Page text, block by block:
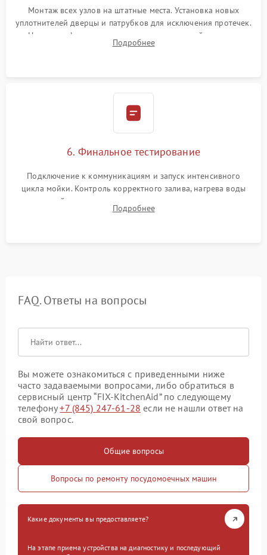
Монтаж всех узлов на штатные места. Установка новых
уплотнителей дверцы и патрубков для исключения протечек.
Надежная фиксация хомутов гидравлической системы,
сборка корпуса и установка датчика поплавка.
Подробнее
6. Финальное тестирование
Подключение к коммуникациям и запуск интенсивного
цикла мойки. Контроль корректного залива, нагрева воды
до нужной температуры, отсутствия посторонних шумов,
штатного слива и абсолютной сухости в поддоне.
Подробнее
FAQ. Ответы на вопросы
Вы можете ознакомиться с приведенными ниже
часто задаваемыми вопросами, либо обратиться в
сервисный центр “FIX-KitchenAid” по следующему
телефону+7 (845) 247-61-28 если не нашли ответ на
свой вопрос.
Общие вопросы
Вопросы по ремонту посудомоечных машин
Какие документы вы предоставляете?
На этапе приема устройства на диагностику и последующий